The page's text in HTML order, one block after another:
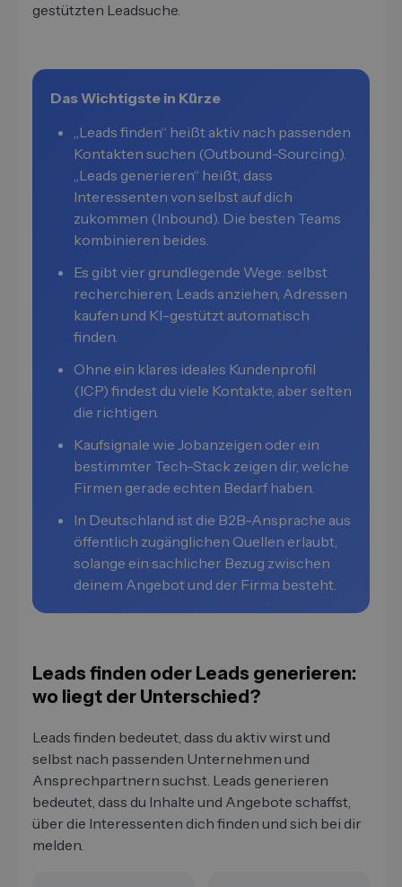
gestützten Leadsuche.
Das Wichtigste in Kürze
„Leads finden“ heißt aktiv nach passenden
Kontakten suchen (Outbound-Sourcing).
„Leads generieren“ heißt, dass
Interessenten von selbst auf dich
zukommen (Inbound). Die besten Teams
kombinieren beides.
Es gibt vier grundlegende Wege: selbst
recherchieren, Leads anziehen, Adressen
kaufen und KI-gestützt automatisch
finden.
Ohne ein klares ideales Kundenprofil
(ICP) findest du viele Kontakte, aber selten
die richtigen.
Kaufsignale wie Jobanzeigen oder ein
bestimmter Tech-Stack zeigen dir, welche
Firmen gerade echten Bedarf haben.
In Deutschland ist die B2B-Ansprache aus
öffentlich zugänglichen Quellen erlaubt,
solange ein sachlicher Bezug zwischen
deinem Angebot und der Firma besteht.
Leads finden oder Leads generieren:
wo liegt der Unterschied?
Leads finden bedeutet, dass du aktiv wirst und
selbst nach passenden Unternehmen und
Ansprechpartnern suchst. Leads generieren
bedeutet, dass du Inhalte und Angebote schaffst,
über die Interessenten dich finden und sich bei dir
melden.